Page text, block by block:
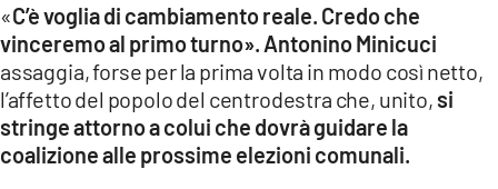
LACPLAY.IT
LACTV.IT
LACONAIR.IT
«C’è voglia di cambiamento reale. Credo che
vinceremo al primo turno». Antonino Minicuci
assaggia, forse per la prima volta in modo così netto,
l’affetto del popolo del centrodestra che, unito, si
stringe attorno a colui che dovrà guidare la
coalizione alle prossime elezioni comunali.